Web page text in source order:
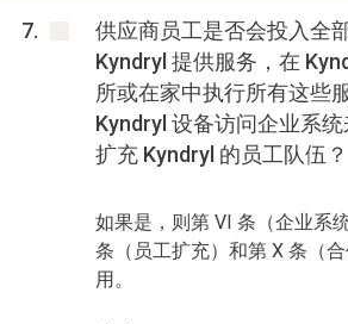
供应商员工是否会投入全
Kyndryl 提供服务，在
所或在家中执行所有这些
Kyndryl 设备访问企业系
扩充 Kyndryl 的员工队伍？
如果是，则第 VI 条（企业系
条（员工扩充）和第 X 条（
用。